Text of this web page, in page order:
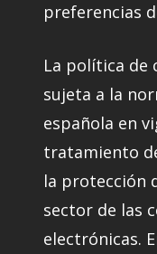
preferencias
La política de
sujeta a la
española en
tratamiento
la protección
sector de las
electrónicas.